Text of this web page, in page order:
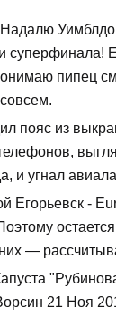
суперфинала!
пипец
пояс из
и угнал
Егорьевск -
остается
—
21 Ноя